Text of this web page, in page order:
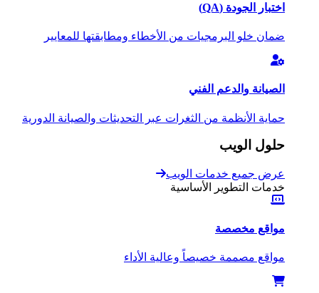
اختبار الجودة (QA)
ضمان خلو البرمجيات من الأخطاء ومطابقتها للمعايير
الصيانة والدعم الفني
حماية الأنظمة من الثغرات عبر التحديثات والصيانة الدورية
حلول الويب
عرض جميع خدمات الويب
خدمات التطوير الأساسية
مواقع مخصصة
مواقع مصممة خصيصاً وعالية الأداء